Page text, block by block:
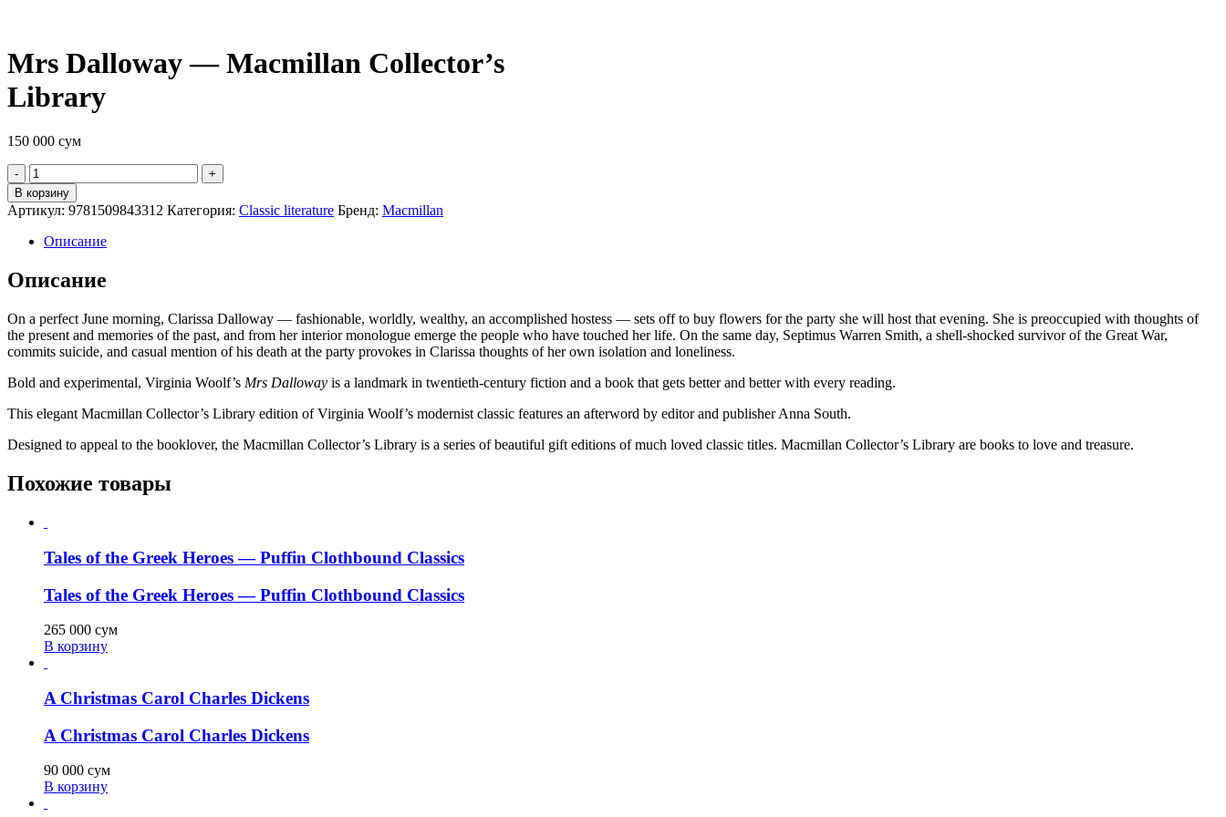
Mrs Dalloway — Macmillan Collector’s
Library
150 000 сум
Quantity
В корзину
Артикул: 9781509843312 Категория: Classic literature Бренд: Macmillan
Описание
Описание
On a perfect June morning, Clarissa Dalloway — fashionable, worldly, wealthy, an accomplished hostess — sets off to buy flowers for the party she will host that evening. She is preoccupied with thoughts of
the present and memories of the past, and from her interior monologue emerge the people who have touched her life. On the same day, Septimus Warren Smith, a shell-shocked survivor of the Great War,
commits suicide, and casual mention of his death at the party provokes in Clarissa thoughts of her own isolation and loneliness.
Bold and experimental, Virginia Woolf’s Mrs Dalloway is a landmark in twentieth-century fiction and a book that gets better and better with every reading.
This elegant Macmillan Collector’s Library edition of Virginia Woolf’s modernist classic features an afterword by editor and publisher Anna South.
Designed to appeal to the booklover, the Macmillan Collector’s Library is a series of beautiful gift editions of much loved classic titles. Macmillan Collector’s Library are books to love and treasure.
Похожие товары
Tales of the Greek Heroes — Puffin Clothbound Classics
Tales of the Greek Heroes — Puffin Clothbound Classics
265 000 сум
В корзину
A Christmas Carol Charles Dickens
A Christmas Carol Charles Dickens
90 000 сум
В корзину